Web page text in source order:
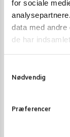
for sociale
data med andre
de har
Nødvendig
Præferencer
Du skal være